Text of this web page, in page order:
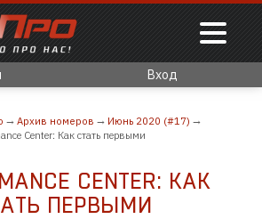
Вход
Архив номеров
Июнь 2020 (#17)
Center: Как стать первыми
CENTER: КАК
ПЕРВЫМИ